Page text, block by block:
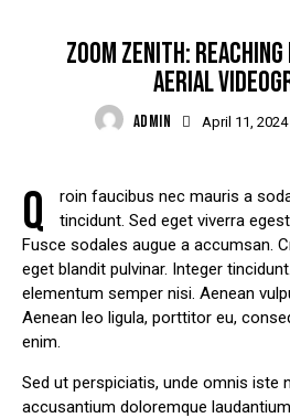
ZOOM ZENITH:
AERIAL
ADMIN April 11, 2024
Q
roin faucibus nec mauris a
tincidunt. Sed eget viverra
Fusce sodales augue a accumsan.
eget blandit pulvinar. Integer
elementum semper nisi. Aenean
Aenean leo ligula, porttitor eu,
enim.
Sed ut perspiciatis, unde omnis iste
accusantium doloremque